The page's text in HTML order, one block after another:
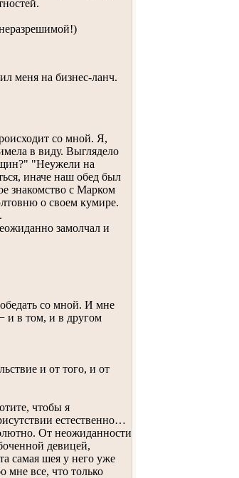
меня на бизнес-ланч.
со мной. Я,
в виду. Выглядело
"Неужели на
иначе наш обед был
знакомство с Марком
о своем кумире.
замолчал и
со мной. И мне
и в том, и в другом
и от того, и от
чтобы я
естественно…
От неожиданности
девицей,
самая шея у него уже
мне все, что только